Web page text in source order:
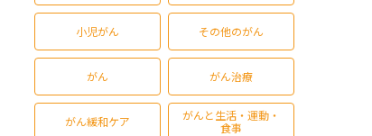
小児がん その他のがん
がん がん治療
がん緩和ケア
がんと生活・運動・
食事